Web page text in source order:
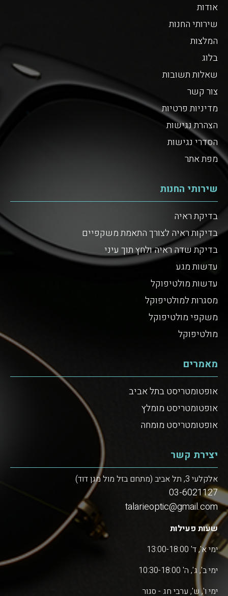
אודות
שירותי החנות
המלצות
בלוג
שאלות תשובות
צור קשר
מדיניות פרטיות
הצהרת נגישות
הסדרי נגישות
מפת אתר
שירותי החנות
בדיקת ראיה
בדיקות ראיה לצורך התאמת משקפיים
בדיקת שדה ראיה ולחץ תוך עיני
עדשות מגע
עדשות מולטיפוקל
מסגרות למולטיפוקל
משקפי מולטיפוקל
מולטיפוקל
מאמרים
אופטומטריסט בתל אביב
אופטומטריסט מומלץ
אופטומטריסט מומחה
יצירת קשר
אלקלעי 3, תל אביב (מתחם בזל מול מגן דוד)
03-6021127
talarieoptic@gmail.com
שעות פעילות
ימי א', ד' 13:00-18:00
ימי ב', ג', ה' 10:30-18:00
ימי ו', ש', ערבי חג - סגור